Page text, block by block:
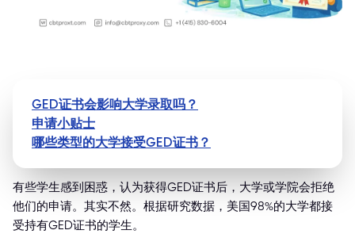
GED证书会影响大学录取吗？
申请小贴士
哪些类型的大学接受GED证书？
有些学生感到困惑，认为获得GED证书后，大学或学院会拒绝
他们的申请。其实不然。根据研究数据，美国98%的大学都接
受持有GED证书的学生。